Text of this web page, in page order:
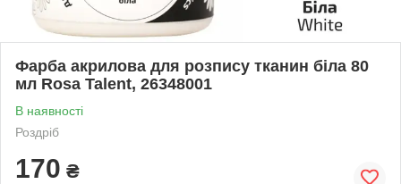
Фарба акрилова для розпису тканин біла 80
мл Rosa Talent, 26348001
В наявності
Роздріб
170 ₴